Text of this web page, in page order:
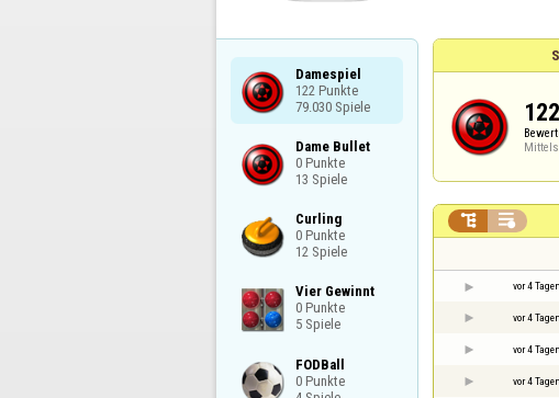
Damespiel
122 Punkte
79.030 Spiele
Dame Bullet
0 Punkte
13 Spiele
Curling
0 Punkte
12 Spiele
Vier Gewinnt
0 Punkte
5 Spiele
FODBall
0 Punkte
122
 
vor 4 Tagen
vor 4 Tagen
vor 4 Tagen
vor 4 Tagen